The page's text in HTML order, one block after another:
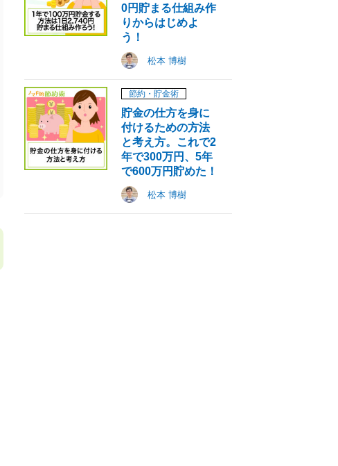
0円貯まる仕組み作
りからはじめよ
う！
松本 博樹
節約・貯金術
貯金の仕方を身に
付けるための方法
と考え方。これで2
年で300万円、5年
で600万円貯めた！
松本 博樹